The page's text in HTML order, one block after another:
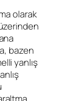
olarak
bazen
yanlış